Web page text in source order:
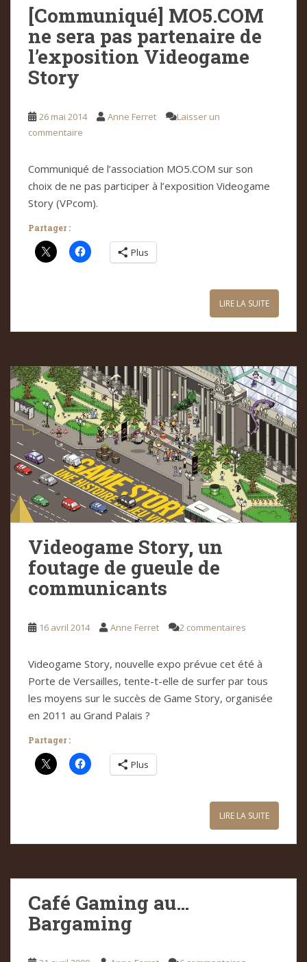
[Communiqué] MO5.COM
ne sera pas partenaire de
l’exposition Videogame
Story
26 mai 2014 Anne Ferret
Laisser un
commentaire
Communiqué de l’association MO5.COM sur son
choix de ne pas participer à l’exposition Videogame
Story (VPcom).
Partager :
Plus
LIRE LA SUITE
Videogame Story, un
foutage de gueule de
communicants
16 avril 2014 Anne Ferret 2 commentaires
Videogame Story, nouvelle expo prévue cet été à
Porte de Versailles, tente-t-elle de surfer par tous
les moyens sur le succès de Game Story, organisée
en 2011 au Grand Palais ?
Partager :
Plus
LIRE LA SUITE
Café Gaming au…
Bargaming